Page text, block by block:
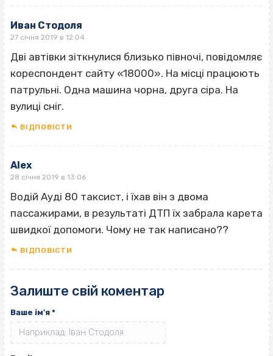
Иван Стодоля
27 січня 2019 в 12:04
Дві автівки зіткнулися близько півночі, повідомляє
кореспондент сайту «18000». На місці працюють
патрульні. Одна машина чорна, друга сiра. На
вулицi снiг.
ВІДПОВІCТИ
Alex
28 січня 2019 в 13:06
Водій Ауді 80 таксист, і їхав він з двома
пассажирами, в результаті ДТП їх забрала карета
швидкої допомоги. Чому не так написано??
ВІДПОВІCТИ
Залиште свій коментар
Ваше ім'я *